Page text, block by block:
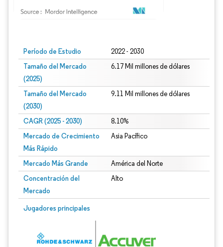
Período de Estudio 2022 - 2030
Tamaño del Mercado
(2025)
6.17 Mil millones de dólares
Tamaño del Mercado
(2030)
9.11 Mil millones de dólares
CAGR (2025 - 2030) 8.10%
Mercado de Crecimiento
Más Rápido
Asia Pacífico
Mercado Más Grande América del Norte
Concentración del
Mercado
Alto
Jugadores principales